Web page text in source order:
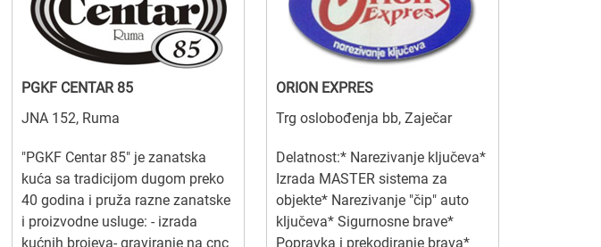
PGKF CENTAR 85
JNA 152, Ruma
"PGKF Centar 85" je zanatska
kuća sa tradicijom dugom preko
40 godina i pruža razne zanatske
i proizvodne usluge: - izrada
kućnih brojeva- graviranje na cnc
ORION EXPRES
Trg oslobođenja bb, Zaječar
Delatnost:* Narezivanje ključeva*
Izrada MASTER sistema za
objekte* Narezivanje "čip" auto
ključeva* Sigurnosne brave*
Popravka i prekodiranje brava*